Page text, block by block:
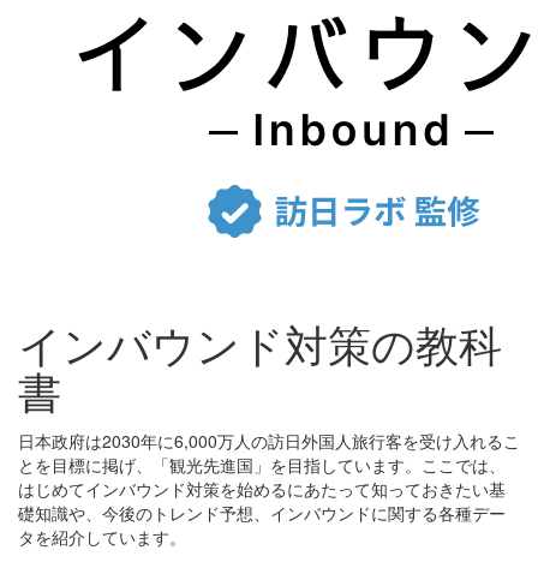
インバウンド対策の教科
書
日本政府は2030年に6,000万人の訪日外国人旅行客を受け入れるこ
とを目標に掲げ、「観光先進国」を目指しています。ここでは、
はじめてインバウンド対策を始めるにあたって知っておきたい基
礎知識や、今後のトレンド予想、インバウンドに関する各種デー
タを紹介しています。